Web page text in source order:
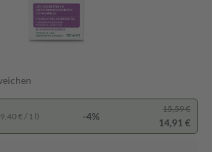
€ / 1 l) -4%
15,59 €
14,91 €